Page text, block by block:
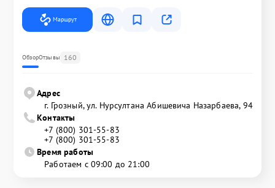
Маршрут
ОбзорОтзывы 160
Адрес
г. Грозный, ул. Нурсултана Абишевича Назарбаева, 94
Контакты
+7 (800) 301-55-83
+7 (800) 301-55-83
Время работы
Работаем с 09:00 до 21:00